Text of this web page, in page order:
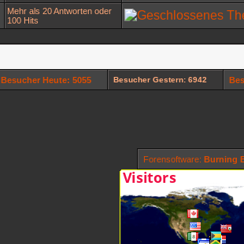
Mehr als 20 Antworten oder
100 Hits
Besucher Heute: 5055 Besucher Gestern: 6942
Forensoftware: Burning